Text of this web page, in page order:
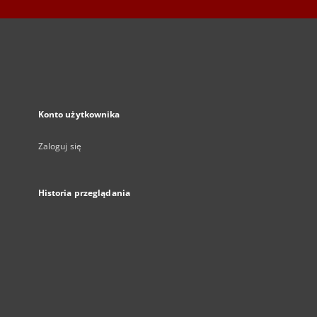
Konto użytkownika
Zaloguj się
Historia przeglądania